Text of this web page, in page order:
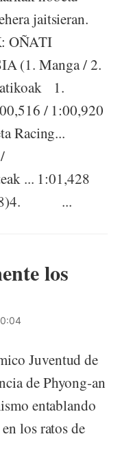
jaitsieran.
OÑATI
(1. Manga / 2.
1.
/ 1:00,920
... 1:01,428
...
los
Juventud de
de Phyong-an
entablando
los ratos de